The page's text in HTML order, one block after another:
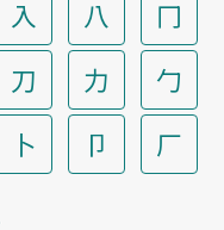
入 八
冂
刀 力
勹
卜 卩
厂